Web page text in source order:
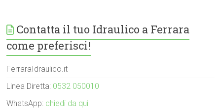
Contatta il tuo Idraulico a Ferrara
come preferisci!
FerraraIdraulico.it
Linea Diretta: 0532 050010
WhatsApp: chiedi da qui